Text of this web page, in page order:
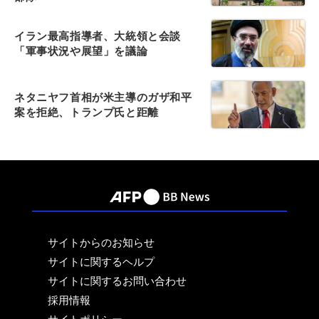
イラン最高指導者、大統領と会談
「軍事状況や展望」を議論
ネタニヤフ首相が米主導のガザ和平
案を拒絶、トランプ氏と距離
サイトからのお知らせ
サイトに関するヘルプ
サイトに関するお問い合わせ
採用情報